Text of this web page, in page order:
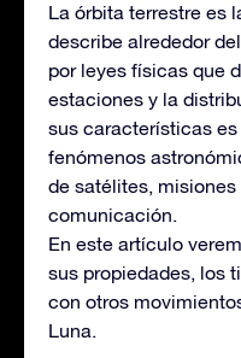
La órbita terrestre es
describe alrededor
por leyes físicas que
estaciones y la
sus características
fenómenos
de satélites,
comunicación.
En este artículo
sus propiedades, los
con otros
Luna.